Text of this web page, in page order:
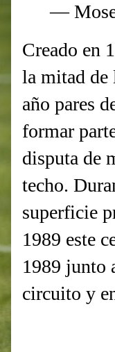
—
Creado en
la mitad de
año pares
formar
disputa de
techo.
superficie
1989 este
1989 junto
circuito y